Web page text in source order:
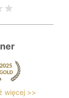
więcej >>